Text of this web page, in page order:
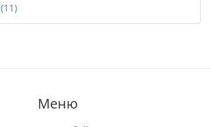
(11)
Меню